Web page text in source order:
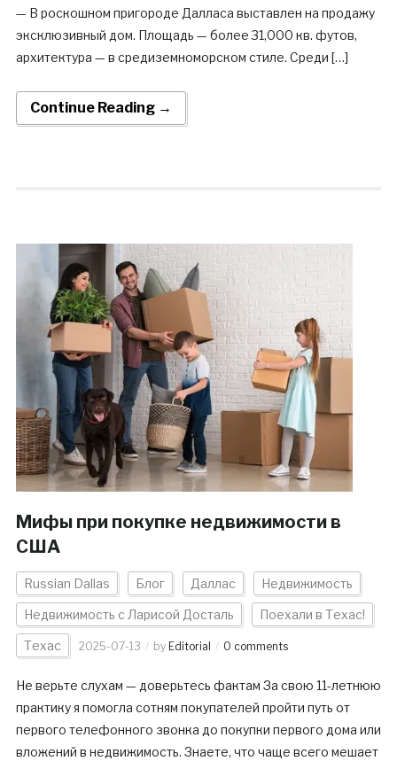
— В роскошном пригороде Далласа выставлен на продажу
эксклюзивный дом. Площадь — более 31,000 кв. футов,
архитектура — в средиземноморском стиле. Среди […]
Continue Reading →
Мифы при покупке недвижимости в
США
Russian Dallas Блог Даллас Недвижимость
Недвижимость с Ларисой Досталь Поехали в Техас!
Техас 2025-07-13 by Editorial 0 comments
Не верьте слухам — доверьтесь фактам За свою 11-летнюю
практику я помогла сотням покупателей пройти путь от
первого телефонного звонка до покупки первого дома или
вложений в недвижимость. Знаете, что чаще всего мешает